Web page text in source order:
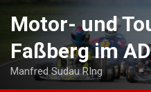
content
Motor- und
Faßberg im
Manfred Sudau RIng